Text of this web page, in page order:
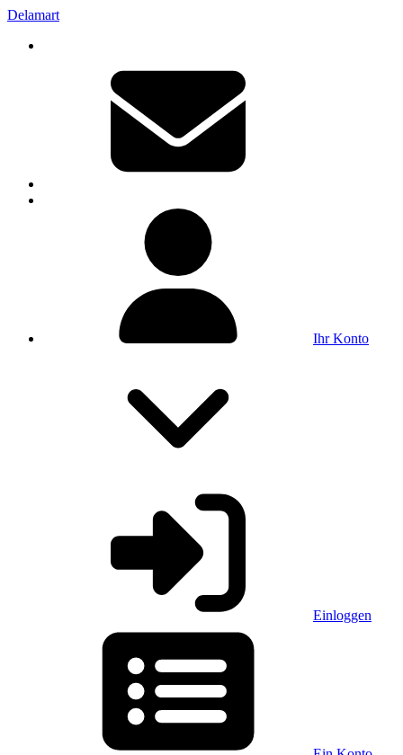
Delamart
Ihr Konto
Einloggen